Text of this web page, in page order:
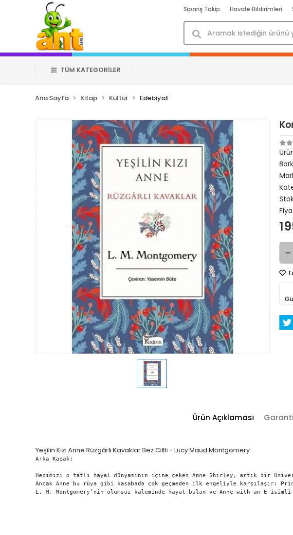
Sipariş Takip Havale Bildirimleri
TÜM KATEGORİLER
Ana Sayfa Kitap Kültür Edebiyat
Ürün Açıklaması
Yeşilin Kızı Anne Rüzgârlı Kavaklar Bez Ciltli - Lucy Maud Montgomery
Arka Kapak:
Hepimizi o tatlı hayal dünyasının içine çeken Anne Shirley, artık bir
Ancak Anne bu rüya gibi kasabada çok geçmeden ilk engeliyle
L. M. Montgomery’nin ölümsüz kaleminde hayat bulan ve Anne with an E